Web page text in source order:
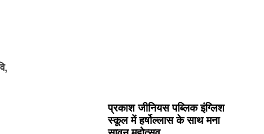
प्रकाश जीनियस पब्लिक इंग्लिश
स्कूल में हर्षोल्लास के साथ मना